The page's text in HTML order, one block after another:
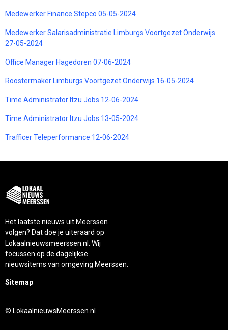
Medewerker Finance Stepco 05-05-2024
Medewerker Salarisadministratie Limburgs Voortgezet Onderwijs
27-05-2024
Office Manager Hagedoren 07-06-2024
Roostermaker Limburgs Voortgezet Onderwijs 16-05-2024
Time Administrator Itzu Jobs 12-06-2024
Time Administrator Itzu Jobs 13-05-2024
Trafficer Teleperformance 12-06-2024
Het laatste nieuws uit Meerssen
volgen? Dat doe je uiteraard op
Lokaalnieuwsmeerssen.nl. Wij
focussen op de dagelijkse
nieuwsitems van omgeving Meerssen.
Sitemap
© LokaalnieuwsMeerssen.nl